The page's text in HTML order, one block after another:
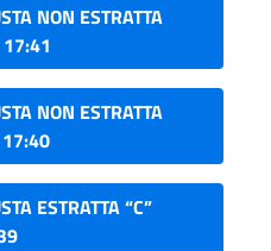
NON ESTRATTA
NON ESTRATTA
ESTRATTA “C”